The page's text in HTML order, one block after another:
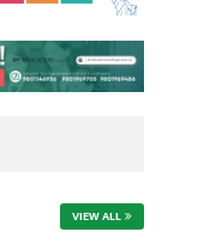
VIEW ALL